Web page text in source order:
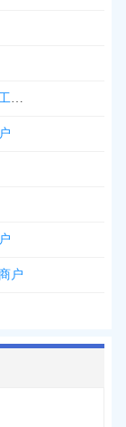
大兴安岭新林区缘记奥尔良烤肉拌饭店个体工商户
户